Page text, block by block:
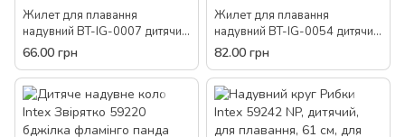
Жилет для плавання
надувний BT-IG-0007 дитячий
рятувальний розмір S для
басейну моря води для дітей
66.00 грн
Жилет для плавання
надувний BT-IG-0054 дитячий
рятувальний розмір М для
басейну моря води для дітей
82.00 грн